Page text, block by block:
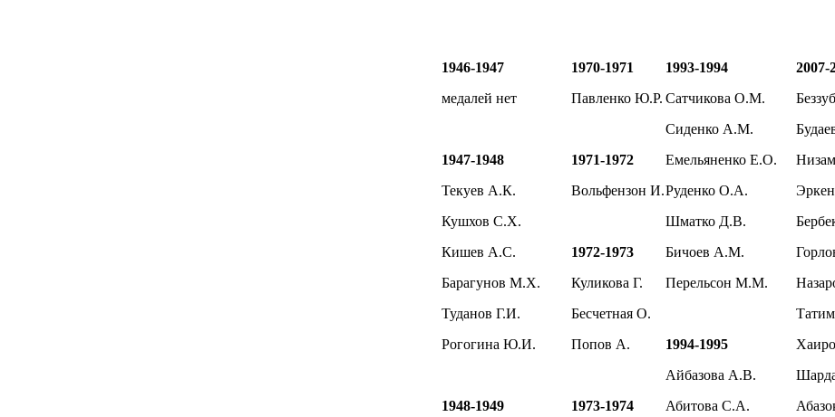
1946-1947
медалей нет
1947-1948
Текуев А.К.
Кушхов С.Х.
Кишев А.С.
Барагунов М.Х.
Туданов Г.И.
Рогогина Ю.И.
1948-1949
1970-1971
Павленко Ю.Р.
1971-1972
Вольфензон И.
1972-1973
Куликова Г.
Бесчетная О.
Попов А.
1973-1974
1993-1994
Сатчикова О.М.
Сиденко А.М.
Емельяненко Е.О.
Руденко О.А.
Шматко Д.В.
Бичоев А.М.
Перельсон М.М.
1994-1995
Айбазова А.В.
Абитова С.А.
2007-